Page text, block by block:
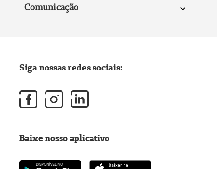
Comunicação
Siga nossas redes sociais:
Baixe nosso aplicativo